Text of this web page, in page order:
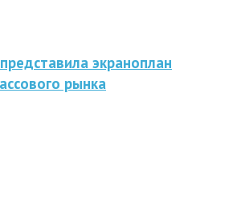
экраноплан
рынка